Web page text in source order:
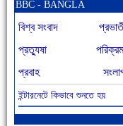
৪৮ দিনে সর্বোচ্চ মৃত্যু
BBC - BANGLA
বিশ্ব সংবাদ
প্রত্যুষা
প্রবাহ
ইন্টারনেটে কিভাবে শুনতে হয়